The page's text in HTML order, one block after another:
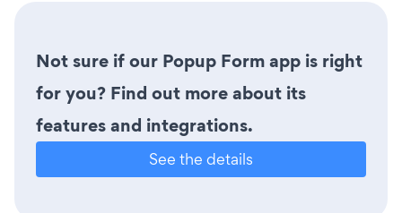
Not sure if our Popup Form app is right
for you? Find out more about its
features and integrations.
See the details